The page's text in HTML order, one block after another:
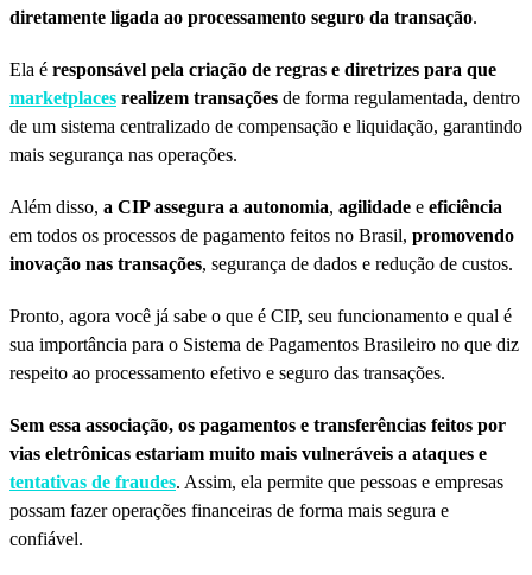
diretamente ligada ao processamento seguro da transação.
Ela é responsável pela criação de regras e diretrizes para que
marketplaces realizem transações de forma regulamentada, dentro
de um sistema centralizado de compensação e liquidação, garantindo
mais segurança nas operações.
Além disso, a CIP assegura a autonomia, agilidade e eficiência
em todos os processos de pagamento feitos no Brasil, promovendo
inovação nas transações, segurança de dados e redução de custos.
Pronto, agora você já sabe o que é CIP, seu funcionamento e qual é
sua importância para o Sistema de Pagamentos Brasileiro no que diz
respeito ao processamento efetivo e seguro das transações.
Sem essa associação, os pagamentos e transferências feitos por
vias eletrônicas estariam muito mais vulneráveis a ataques e
tentativas de fraudes. Assim, ela permite que pessoas e empresas
possam fazer operações financeiras de forma mais segura e
confiável.